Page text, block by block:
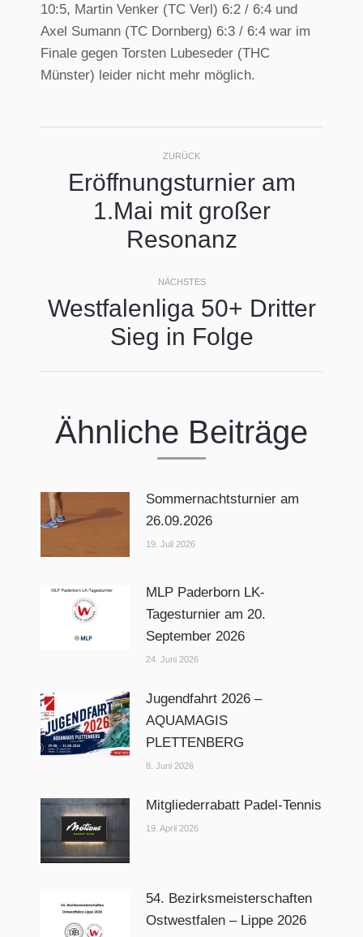
10:5, Martin Venker (TC Verl) 6:2 / 6:4 und
Axel Sumann (TC Dornberg) 6:3 / 6:4 war im
Finale gegen Torsten Lubeseder (THC
Münster) leider nicht mehr möglich.
ZURÜCK
Vorheriger
Beitrag:
Eröffnungsturnier am
1.Mai mit großer
Resonanz
NÄCHSTES
Nächster
Beitrag:
Westfalenliga 50+ Dritter
Sieg in Folge
Ähnliche Beiträge
Sommernachtsturnier am
26.09.2026
19. Juli 2026
MLP Paderborn LK-
Tagesturnier am 20.
September 2026
24. Juni 2026
Jugendfahrt 2026 –
AQUAMAGIS
PLETTENBERG
8. Juni 2026
Mitgliederrabatt Padel-Tennis
19. April 2026
54. Bezirksmeisterschaften
Ostwestfalen – Lippe 2026